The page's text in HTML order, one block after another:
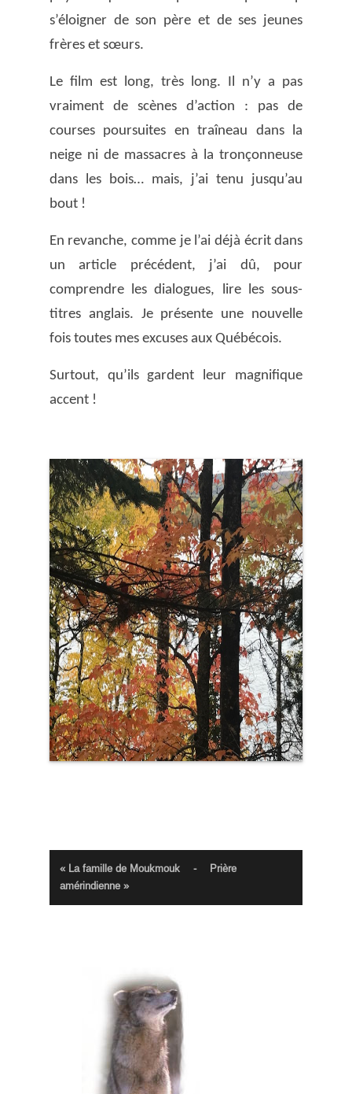
s’éloigner de son père et de ses jeunes
frères et sœurs.
Le film est long, très long. Il n’y a pas
vraiment de scènes d’action : pas de
courses poursuites en traîneau dans la
neige ni de massacres à la tronçonneuse
dans les bois… mais, j’ai tenu jusqu’au
bout !
En revanche, comme je l’ai déjà écrit dans
un article précédent, j’ai dû, pour
comprendre les dialogues, lire les sous-
titres anglais. Je présente une nouvelle
fois toutes mes excuses aux Québécois.
Surtout, qu’ils gardent leur magnifique
accent !
« La famille de Moukmouk -
Prière
amérindienne »